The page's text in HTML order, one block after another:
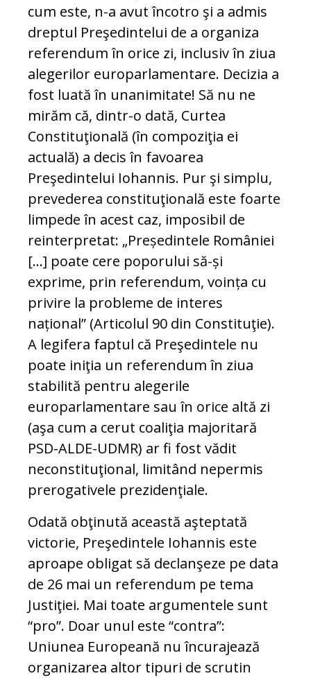
cum este, n-a avut încotro şi a admis
dreptul Preşedintelui de a organiza
referendum în orice zi, inclusiv în ziua
alegerilor europarlamentare. Decizia a
fost luată în unanimitate! Să nu ne
mirăm că, dintr-o dată, Curtea
Constituţională (în compoziţia ei
actuală) a decis în favoarea
Preşedintelui Iohannis. Pur şi simplu,
prevederea constituţională este foarte
limpede în acest caz, imposibil de
reinterpretat: „Președintele României
[...] poate cere poporului să-și
exprime, prin referendum, voința cu
privire la probleme de interes
național” (Articolul 90 din Constituţie).
A legifera faptul că Preşedintele nu
poate iniţia un referendum în ziua
stabilită pentru alegerile
europarlamentare sau în orice altă zi
(aşa cum a cerut coaliţia majoritară
PSD-ALDE-UDMR) ar fi fost vădit
neconstituţional, limitând nepermis
prerogativele prezidenţiale.
Odată obţinută această aşteptată
victorie, Preşedintele Iohannis este
aproape obligat să declanşeze pe data
de 26 mai un referendum pe tema
Justiţiei. Mai toate argumentele sunt
“pro”. Doar unul este “contra”:
Uniunea Europeană nu încurajează
organizarea altor tipuri de scrutin